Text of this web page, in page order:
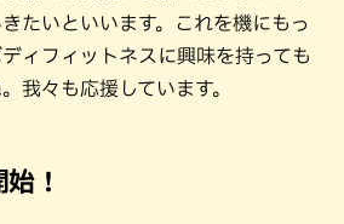
たいといいます。これを機にもっ
ィフィットネスに興味を持っても
我々も応援しています。
！